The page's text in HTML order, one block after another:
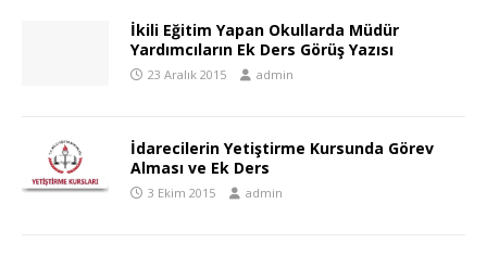
İkili Eğitim Yapan Okullarda Müdür
Yardımcıların Ek Ders Görüş Yazısı
23 Aralık 2015 admin
İdarecilerin Yetiştirme Kursunda Görev
Alması ve Ek Ders
3 Ekim 2015 admin